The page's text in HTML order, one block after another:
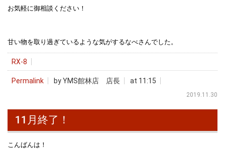
お気軽に御相談ください！
甘い物を取り過ぎているような気がするなべさんでした。
RX-8
Permalink by YMS館林店 店長 at 11:15
2019.11.30
11月終了！
こんばんは！